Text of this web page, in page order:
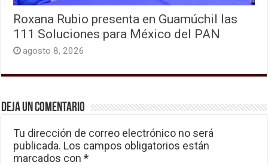
Roxana Rubio presenta en Guamúchil las
111 Soluciones para México del PAN
agosto 8, 2026
Deja un comentario
Tu dirección de correo electrónico no será
publicada. Los campos obligatorios están
marcados con*